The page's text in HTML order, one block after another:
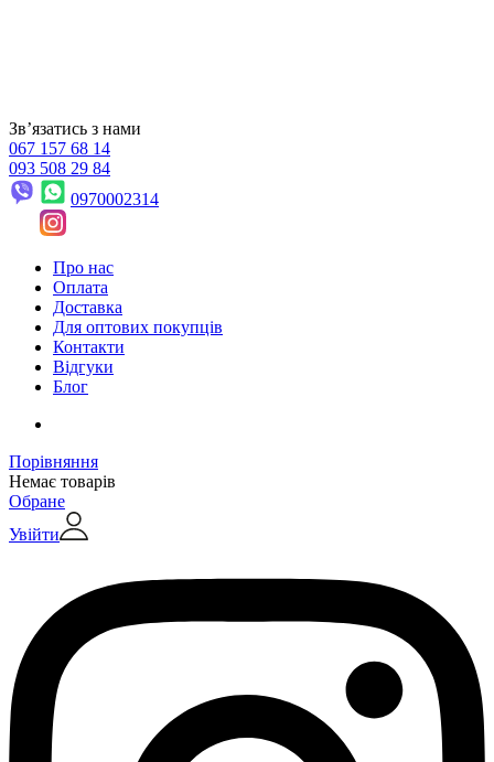
Звʼязатись з нами
067 157 68 14
093 508 29 84
0970002314
Про нас
Оплата
Доставка
Для оптових покупців
Контакти
Відгуки
Блог
Порівняння
Немає товарів
Обране
Увійти